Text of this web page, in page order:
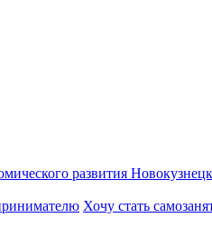
развития
Хочу стать